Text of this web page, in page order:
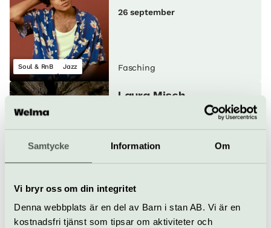
Samtycke Information Om
Vi bryr oss om din integritet
Denna webbplats är en del av Barn i stan AB. Vi är en
kostnadsfri tjänst som tipsar om aktiviteter och
Soul & RnB Jazz
26 september
Fasching
Laura Misch
29 september